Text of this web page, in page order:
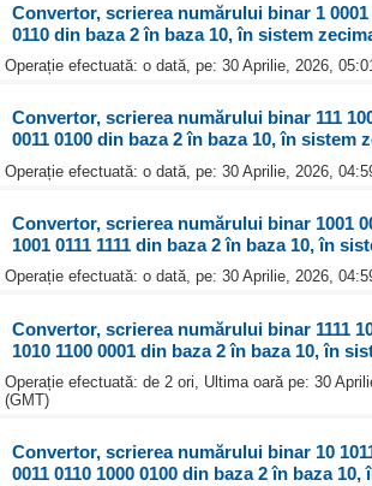
Convertor, scrierea numărului binar 1 0001
0110 din baza 2 în baza 10, în sistem
Operație efectuată: o dată, pe: 30 Aprilie, 2026,
Convertor, scrierea numărului binar 111
0011 0100 din baza 2 în baza 10, în sistem
Operație efectuată: o dată, pe: 30 Aprilie, 2026,
Convertor, scrierea numărului binar 1001
1001 0111 1111 din baza 2 în baza 10, în
Operație efectuată: o dată, pe: 30 Aprilie, 2026,
Convertor, scrierea numărului binar 1111
1010 1100 0001 din baza 2 în baza 10, în
Operație efectuată: de 2 ori, Ultima oară pe: 30
(GMT)
Convertor, scrierea numărului binar 10
0011 0110 1000 0100 din baza 2 în baza